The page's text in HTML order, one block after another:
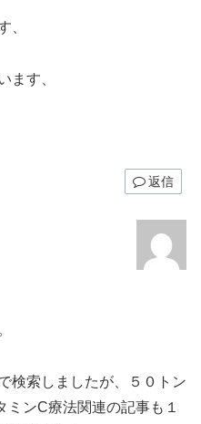
、
ます、
返信
検索しましたが、５０トン
ンC療法関連の記事も１